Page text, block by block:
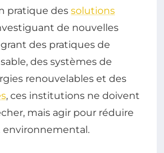
pratique des solutions
de nouvelles
des pratiques de
des systèmes de
renouvelables et des
, ces institutions ne doivent
mais agir pour réduire